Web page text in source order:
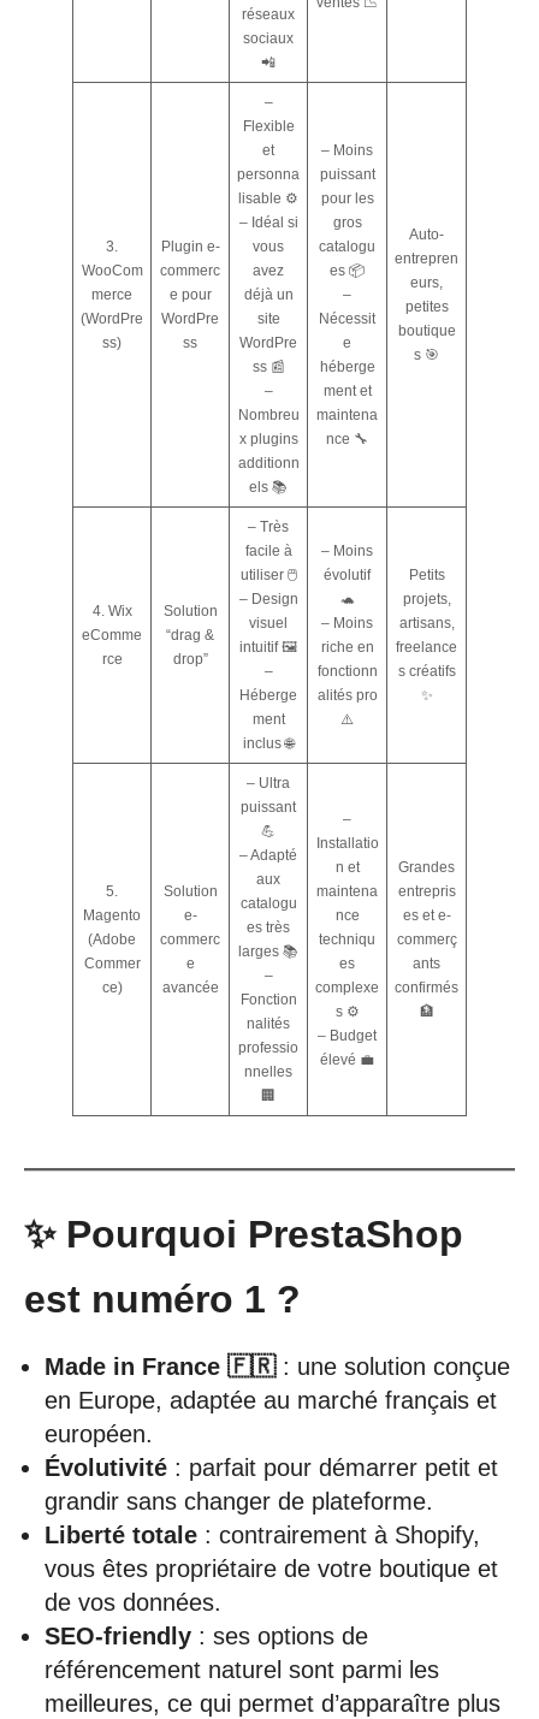
réseaux
sociaux
📲
3.
WooCom
merce
(WordPre
ss)
Plugin e-
commerc
e pour
WordPre
ss
–
Flexible
et
personna
lisable ⚙️
– Idéal si
vous
avez
déjà un
site
WordPre
ss 📰
–
Nombreu
x plugins
additionn
els 📚
– Moins
puissant
pour les
gros
catalogu
es 📦
–
Nécessit
e
héberge
ment et
maintena
nce 🔧
Auto-
entrepren
eurs,
petites
boutique
s 🎯
4. Wix
eComme
rce
Solution
“drag &
drop”
– Très
facile à
utiliser 🖱️
– Design
visuel
intuitif 🖼️
–
Héberge
ment
inclus 🌐
– Moins
évolutif
🐢
– Moins
riche en
fonctionn
alités pro
⚠️
Petits
projets,
artisans,
freelance
s créatifs
✨
5.
Magento
(Adobe
Commer
ce)
Solution
e-
commerc
e
avancée
– Ultra
puissant
💪
– Adapté
aux
catalogu
es très
larges 📚
–
Fonction
nalités
professio
nnelles
🏢
–
Installatio
n et
maintena
nce
techniqu
es
complexe
s ⚙️
– Budget
élevé 💼
Grandes
entrepris
es et e-
commerç
ants
confirmés
🏦
✨ Pourquoi PrestaShop
est numéro 1 ?
Made in France 🇫🇷: une solution conçue
en Europe, adaptée au marché français et
européen.
Évolutivité : parfait pour démarrer petit et
grandir sans changer de plateforme.
Liberté totale : contrairement à Shopify,
vous êtes propriétaire de votre boutique et
de vos données.
SEO-friendly : ses options de
référencement naturel sont parmi les
meilleures, ce qui permet d’apparaître plus